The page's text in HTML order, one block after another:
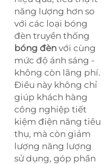
năng lượng hơn so
với các loại bóng
đèn truyền thống
bóng đèn với cùng
mức độ ánh sáng -
không còn lãng phí.
Điều này không chỉ
giúp khách hàng
công nghiệp tiết
kiệm điện năng tiêu
thụ, mà còn giảm
lượng năng lượng
sử dụng, góp phần